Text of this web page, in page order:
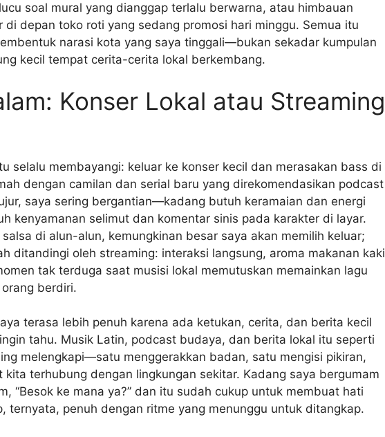
soal mural yang dianggap terlalu berwarna, atau himbauan
di depan toko roti yang sedang promosi hari minggu. Semua itu
narasi kota yang saya tinggali—bukan sekadar kumpulan
kecil tempat cerita-cerita lokal berkembang.
Konser Lokal atau Streaming
selalu membayangi: keluar ke konser kecil dan merasakan bass di
dengan camilan dan serial baru yang direkomendasikan podcast
saya sering bergantian—kadang butuh keramaian dan energi
kenyamanan selimut dan komentar sinis pada karakter di layar.
di alun-alun, kemungkinan besar saya akan memilih keluar;
ditandingi oleh streaming: interaksi langsung, aroma makanan kaki
tak terduga saat musisi lokal memutuskan memainkan lagu
berdiri.
terasa lebih penuh karena ada ketukan, cerita, dan berita kecil
tahu. Musik Latin, podcast budaya, dan berita lokal itu seperti
melengkapi—satu menggerakkan badan, satu mengisi pikiran,
kita terhubung dengan lingkungan sekitar. Kadang saya bergumam
“Besok ke mana ya?” dan itu sudah cukup untuk membuat hati
ternyata, penuh dengan ritme yang menunggu untuk ditangkap.